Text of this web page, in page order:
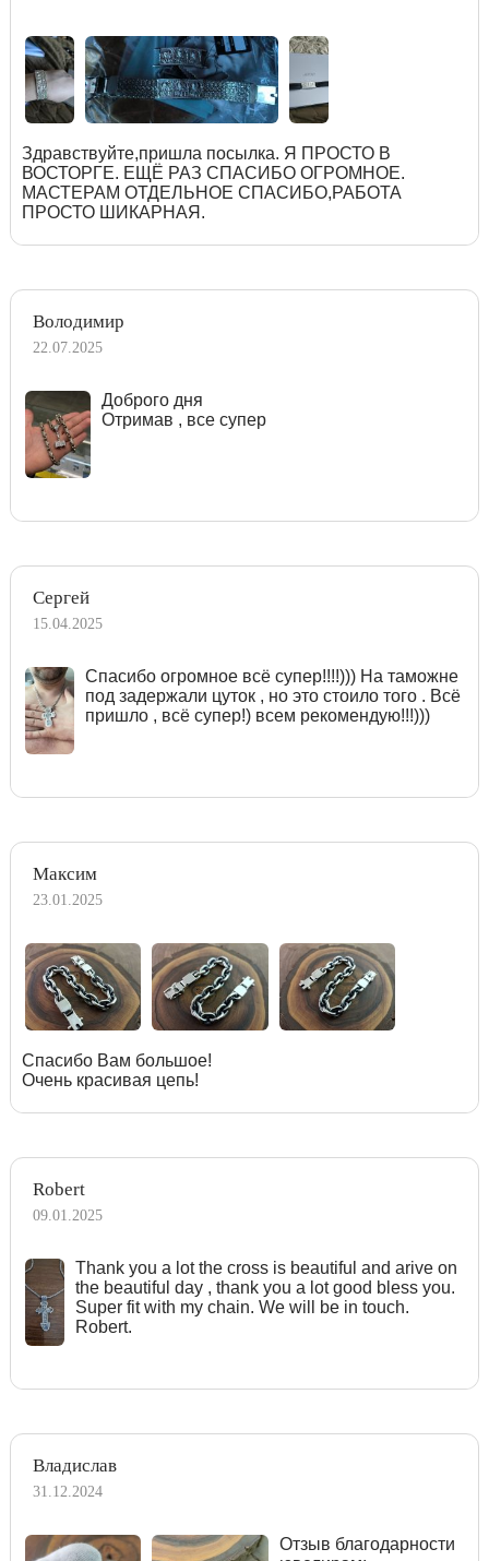
Здравствуйте,пришла посылка. Я ПРОСТО В
ВОСТОРГЕ. ЕЩЁ РАЗ СПАСИБО ОГРОМНОЕ.
МАСТЕРАМ ОТДЕЛЬНОЕ СПАСИБО,РАБОТА
ПРОСТО ШИКАРНАЯ.
Володимир
22.07.2025
Доброго дня
Отримав , все супер
Сергей
15.04.2025
Спасибо огромное всё супер!!!!))) На таможне
под задержали цуток , но это стоило того . Всё
пришло , всё супер!) всем рекомендую!!!)))
Максим
23.01.2025
Спасибо Вам большое!
Очень красивая цепь!
Robert
09.01.2025
Тhank you a lot the cross is beautiful and arive on
the beautiful day , thank you a lot good bless you.
Super fit with my chain. We will be in touch.
Robert.
Владислав
31.12.2024
Отзыв благодарности